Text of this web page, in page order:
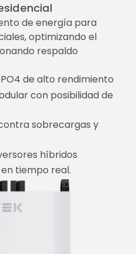
de energía para
optimizando el
respaldo
de alto rendimiento
con posibilidad de
sobrecargas y
híbridos
tiempo real.